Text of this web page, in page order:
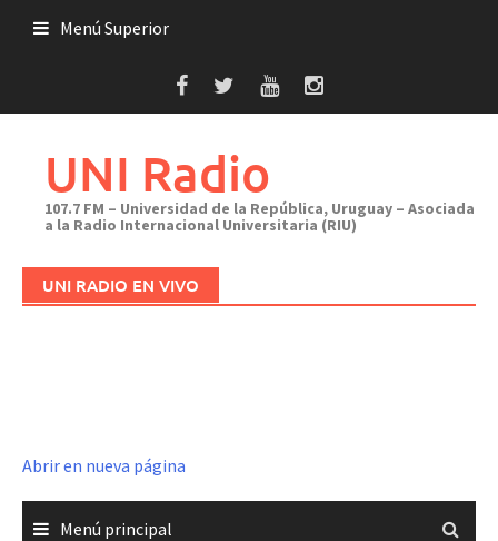
Menú Superior
UNI Radio
107.7 FM – Universidad de la República, Uruguay – Asociada
a la Radio Internacional Universitaria (RIU)
UNI RADIO EN VIVO
Abrir en nueva página
Menú principal